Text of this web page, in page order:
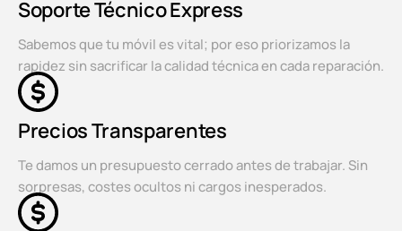
Soporte Técnico Express
Sabemos que tu móvil es vital; por eso priorizamos la
rapidez sin sacrificar la calidad técnica en cada reparación.
Precios Transparentes
Te damos un presupuesto cerrado antes de trabajar. Sin
sorpresas, costes ocultos ni cargos inesperados.